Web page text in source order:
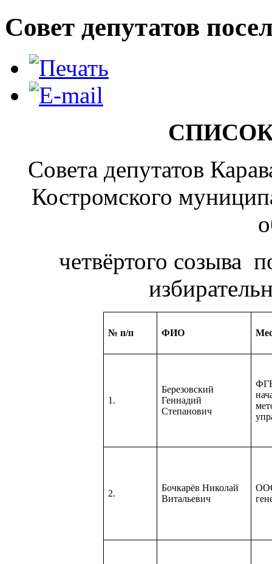
Совет депутатов
Совета депутатов
Костромского
четвёртого созыва
№ п/п ФИО
1.
Березовский
Геннадий
Степанович
2.
Бочкарёв Николай
Витальевич